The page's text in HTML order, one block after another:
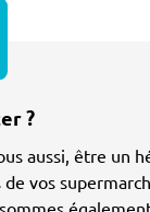
?
aussi, être un
de vos